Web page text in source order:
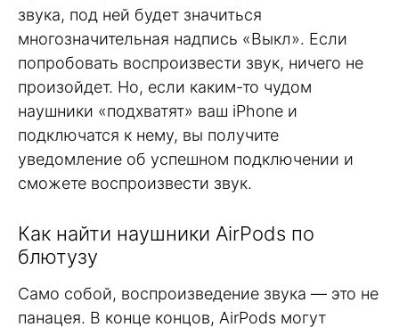
звука, под ней будет значиться
многозначительная надпись «Выкл». Если
попробовать воспроизвести звук, ничего не
произойдет. Но, если каким-то чудом
наушники «подхватят» ваш iPhone и
подключатся к нему, вы получите
уведомление об успешном подключении и
сможете воспроизвести звук.
Как найти наушники AirPods по
блютузу
Само собой, воспроизведение звука — это не
панацея. В конце концов, AirPods могут